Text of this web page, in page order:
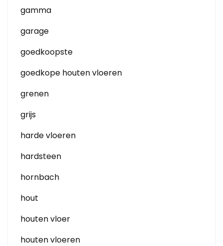
gamma
garage
goedkoopste
goedkope houten vloeren
grenen
grijs
harde vloeren
hardsteen
hornbach
hout
houten vloer
houten vloeren